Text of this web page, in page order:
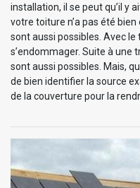
installation, il se peut qu’il y
votre toiture n’a pas été
sont aussi possibles. Avec
s’endommager. Suite à une
sont aussi possibles. Mais,
de bien identifier la source
de la couverture pour la